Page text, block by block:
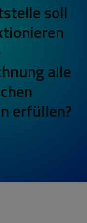
soll
alle
erfüllen?